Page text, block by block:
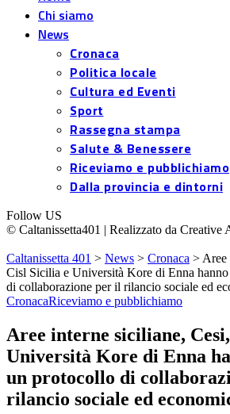
Chi siamo
News
Cronaca
Politica locale
Cultura ed Eventi
Sport
Rassegna stampa
Salute & Benessere
Riceviamo e pubblichiamo
Dalla provincia e dintorni
Follow US
© Caltanissetta401 | Realizzato da Creative
Caltanissetta 401 > News > Cronaca > Aree
Cisl Sicilia e Università Kore di Enna
di collaborazione per il rilancio sociale ed
CronacaRiceviamo e pubblichiamo
Aree interne siciliane,
Università Kore di Enna
un protocollo di
rilancio sociale ed